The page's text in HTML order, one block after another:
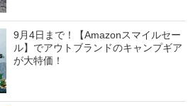
9月4日まで！【Amazonスマイルセー
ル】でアウトブランドのキャンプギア
が大特価！